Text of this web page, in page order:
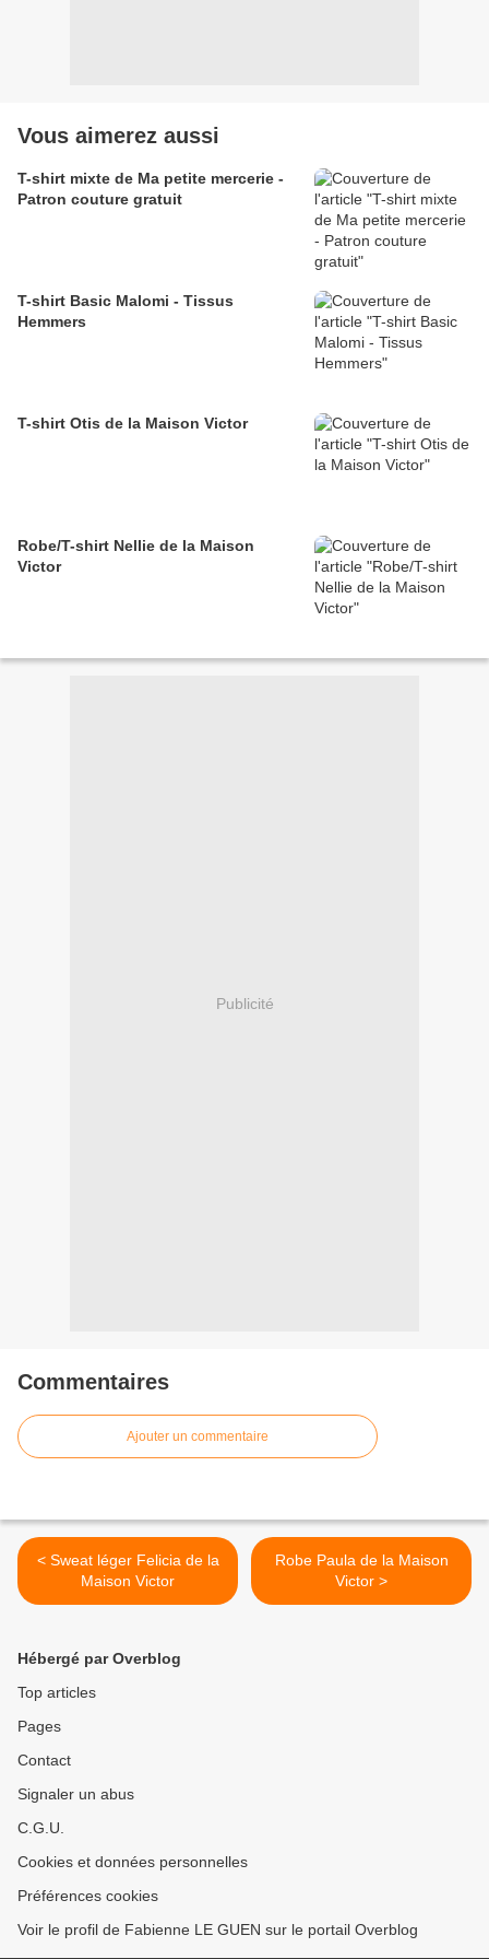
Vous aimerez aussi
T-shirt mixte de Ma petite mercerie -
Patron couture gratuit
T-shirt Basic Malomi - Tissus
Hemmers
T-shirt Otis de la Maison Victor
Robe/T-shirt Nellie de la Maison
Victor
Publicité
Commentaires
Ajouter un commentaire
< Sweat léger Felicia de la
Maison Victor
Robe Paula de la Maison
Victor >
Hébergé par Overblog
Top articles
Pages
Contact
Signaler un abus
C.G.U.
Cookies et données personnelles
Préférences cookies
Voir le profil de Fabienne LE GUEN sur le portail Overblog